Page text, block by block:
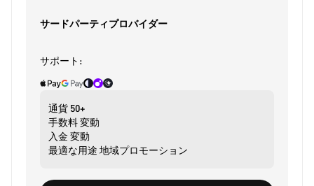
サードパーティプロバイダー
サポート:
通貨 50+
手数料変動
入金 変動
最適な用途 地域プロモーション